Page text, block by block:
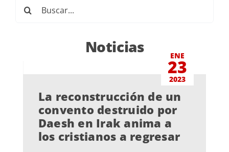
Noticias ENE
23
2023
La reconstrucción de un
convento destruido por
Daesh en Irak anima a
los cristianos a regresar